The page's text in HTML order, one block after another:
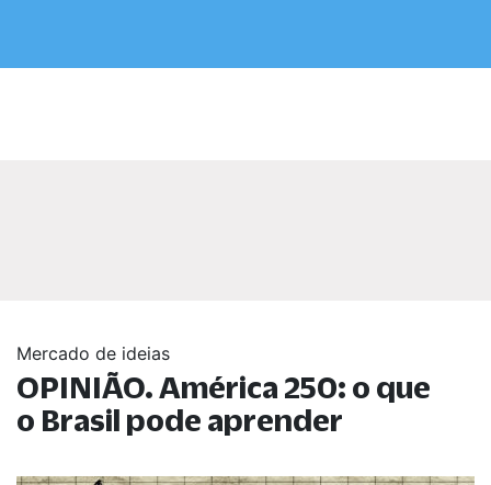
Mercado de ideias
OPINIÃO. América 250: o que
o Brasil pode aprender